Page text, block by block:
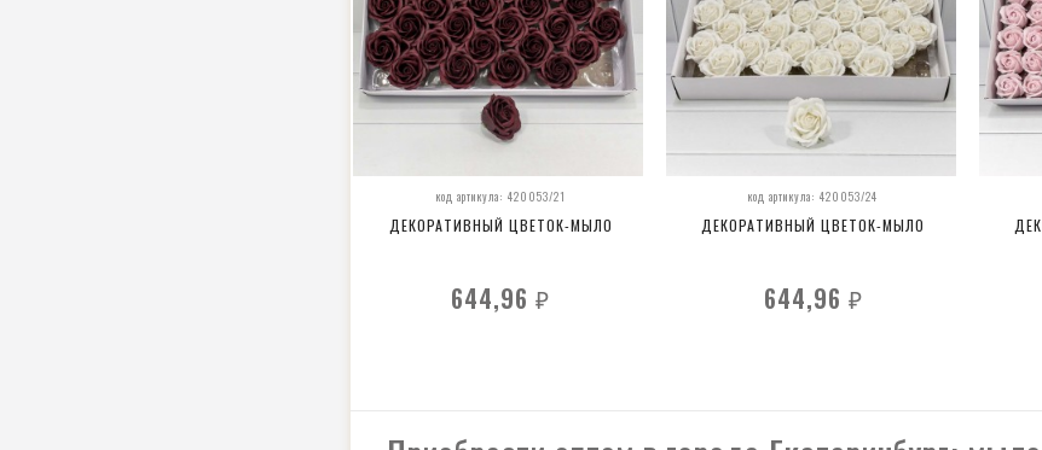
код артикула: 420053/21
ДЕКОРАТИВНЫЙ ЦВЕТОК-МЫЛО
644,96₽
код артикула: 420053/24
ДЕКОРАТИВНЫЙ ЦВЕТОК-МЫЛО
644,96 ₽